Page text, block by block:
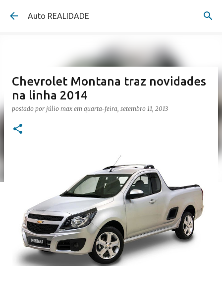
Pular para o conteúdo principal
Auto REALIDADE
Chevrolet Montana traz novidades
na linha 2014
postado por júlio max em quarta-feira, setembro 11, 2013